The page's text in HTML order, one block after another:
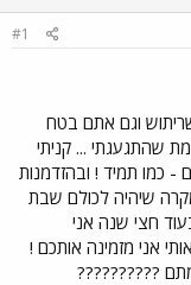
#1
וגם אתם בטח
שהתגעגתי ... קניתי
- כמו תמיד ! ובהזדמנות
שיהיה לכולם שבת
חצי שנה אני
אני מזמינה אותכם !
??????????